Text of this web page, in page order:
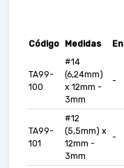
Código Medidas
TA99-
100
#14
(6,24mm)
x 12mm -
3mm
-
TA99-
101
#12
(5,5mm) x
12mm -
3mm
-